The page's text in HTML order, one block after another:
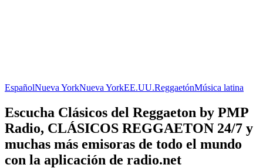
EspañolNueva YorkNueva YorkEE.UU.ReggaetónMúsica latina
Escucha Clásicos del Reggaeton by PMP
Radio, CLÁSICOS REGGAETON 24/7 y
muchas más emisoras de todo el mundo
con la aplicación de radio.net